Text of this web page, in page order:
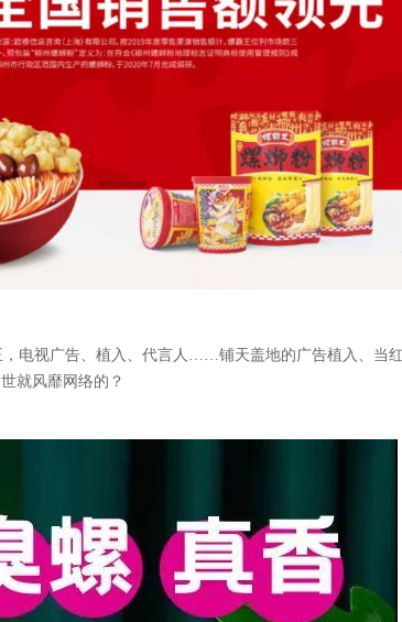
电视广告、植入、代言人……铺天盖地的广告植入、当
就风靡网络的？